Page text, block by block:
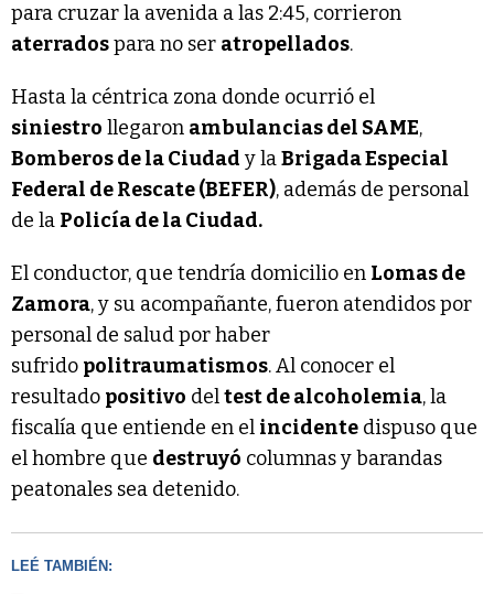
para cruzar la avenida a las 2:45, corrieron
aterradospara no ser atropellados.
Hasta la céntrica zona donde ocurrió el
siniestro llegaron ambulancias del SAME,
Bomberos de la Ciudad y laBrigada Especial
Federal de Rescate (BEFER), además de personal
de la Policía de la Ciudad.
El conductor, que tendría domicilio en Lomas de
Zamora, y su acompañante, fueron atendidos por
personal de salud por haber
sufrido politraumatismos. Al conocer el
resultado positivo deltest de alcoholemia, la
fiscalía que entiende en el incidente dispuso que
el hombre que destruyó columnas y barandas
peatonales sea detenido.
LEÉ TAMBIÉN: